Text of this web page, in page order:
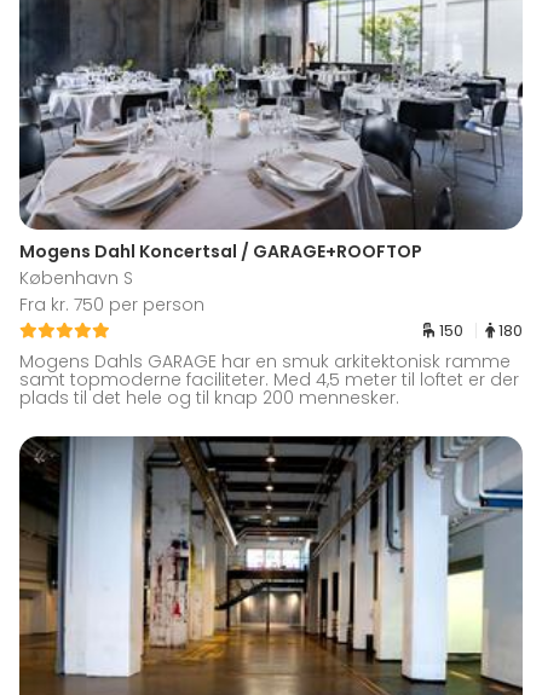
Mogens Dahl Koncertsal / GARAGE+ROOFTOP
København S
Fra kr. 750 per person
150 180
Mogens Dahls GARAGE har en smuk arkitektonisk ramme
samt topmoderne faciliteter. Med 4,5 meter til loftet er der
plads til det hele og til knap 200 mennesker.